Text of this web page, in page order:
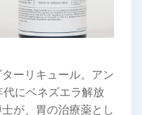
ーリキュール。アン
にベネズエラ解放
が、胃の治療薬とし